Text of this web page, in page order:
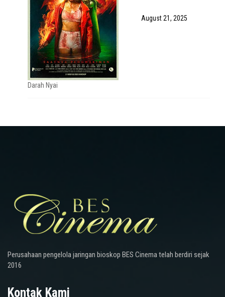
Darah Nyai
August 21, 2025
Perusahaan pengelola jaringan bioskop BES Cinema telah berdiri sejak
2016
Kontak Kami